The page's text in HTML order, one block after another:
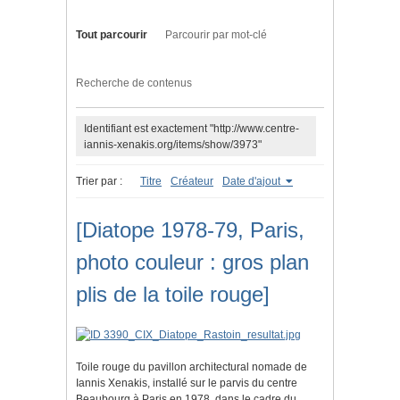
Tout parcourir Parcourir par mot-clé
Recherche de contenus
Identifiant est exactement "http://www.centre-
iannis-xenakis.org/items/show/3973"
Trier par : Titre Créateur Date d'ajout
[Diatope 1978-79, Paris,
photo couleur : gros plan
plis de la toile rouge]
Toile rouge du pavillon architectural nomade de
Iannis Xenakis, installé sur le parvis du centre